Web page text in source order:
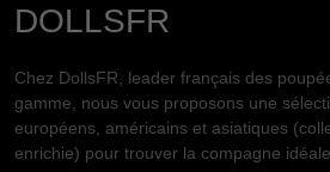
DOLLSFR
Chez DollsFR, leader français des
gamme, nous vous proposons une
européens, américains et asiatiques
enrichie) pour trouver la compagne